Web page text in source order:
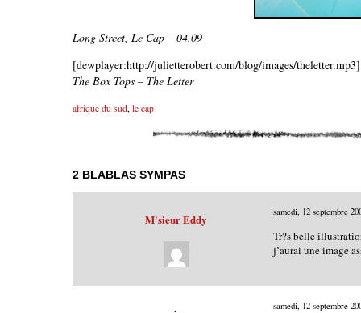
Long Street, Le Cap – 04.09
[dewplayer:http://julietterobert.com/blog/images/theletter.mp3]
The Box Tops – The Letter
afrique du sud, le cap
2 BLABLAS SYMPAS
M'sieur Eddy samedi, 12 septembre
Tr?s belle
j’aurai une image
samedi, 12 septembre